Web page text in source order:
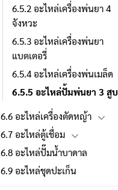
6.5.2 อะไหล่เครื่องพ่นยา 4
จังหวะ
6.5.3 อะไหล่เครื่องพ่นยา
แบตเตอรี่
6.5.4 อะไหล่เครื่องพ่นเมล็ด
6.5.5 อะไหล่ปั้มพ่นยา 3 สูบ
6.6 อะไหล่เครื่องตัดหญ้า
6.7 อะไหล่ตู้เชื่อม
6.8 อะไหล่ปั๊มน้ำบาดาล
6.9 อะไหล่ชุดปะเก็น